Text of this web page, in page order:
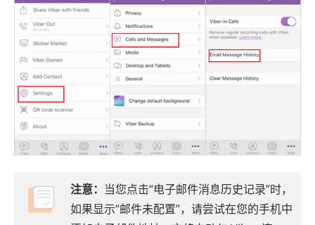
注意： 当您点击“电子邮件消息历史记录”时，
如果显示“邮件未配置”，请尝试在您的手机中